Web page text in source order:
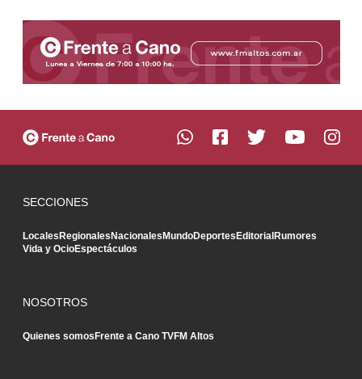
SECCIONES
LocalesRegionalesNacionalesMundoDeportesEditorialRumores
Vida y OcioEspectáculos
NOSOTROS
Quienes somosFrente a Cano TVFM Altos